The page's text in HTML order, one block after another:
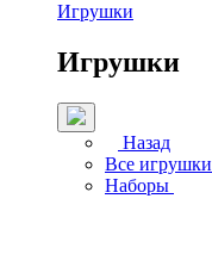
Игрушки
Игрушки
Назад
Все игрушки
Наборы